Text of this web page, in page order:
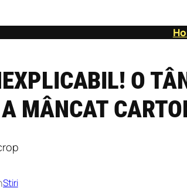
O
A MÂNCAT
Stiri